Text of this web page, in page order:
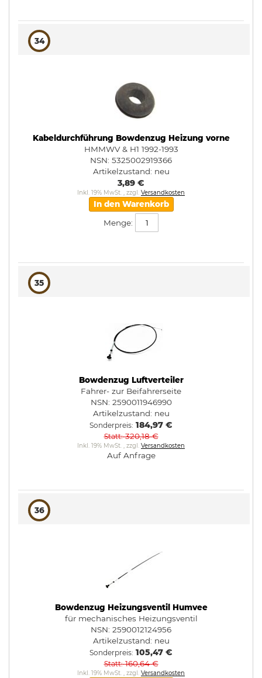
34
Kabeldurchführung Bowdenzug Heizung vorne
HMMWV & H1 1992-1993
NSN: 5325002919366
Artikelzustand: neu
3,89 €
Inkl. 19% MwSt. , zzgl. Versandkosten
In den Warenkorb
Menge:
35
Bowdenzug Luftverteiler
Fahrer- zur Beifahrerseite
NSN: 2590011946990
Artikelzustand: neu
Sonderpreis 184,97 €
Statt 320,18 €
Inkl. 19% MwSt. , zzgl. Versandkosten
Auf Anfrage
36
Bowdenzug Heizungsventil Humvee
für mechanisches Heizungsventil
NSN: 2590012124956
Artikelzustand: neu
Sonderpreis 105,47 €
Statt 160,64 €
Inkl. 19% MwSt. , zzgl. Versandkosten